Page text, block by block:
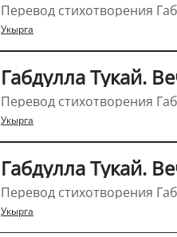
Перевод стихотворения
Укырга
Габдулла Тукай.
Перевод стихотворения
Укырга
Габдулла Тукай.
Перевод стихотворения
Укырга